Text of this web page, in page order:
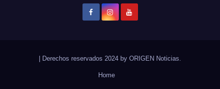
Derechos reservados 2024 by ORIGEN Noticias.
Home